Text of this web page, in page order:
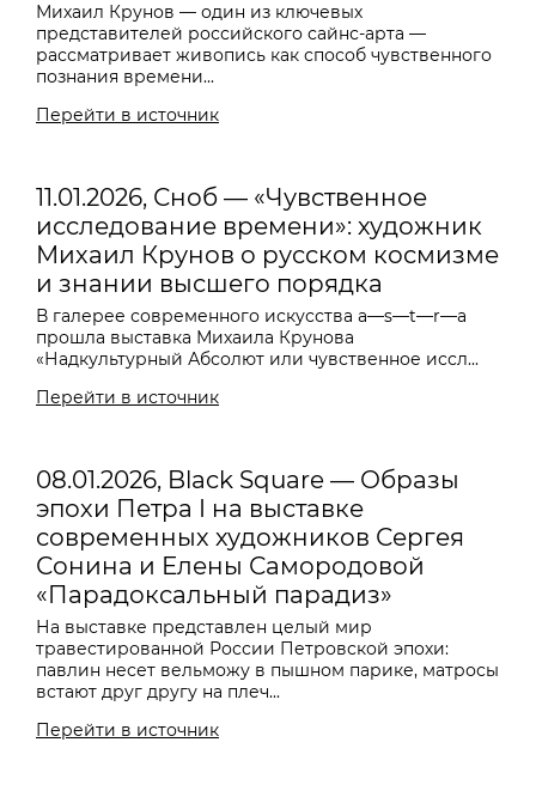
Михаил Крунов — один из ключевых
представителей российского сайнс-арта —
рассматривает живопись как способ чувственного
познания времени...
Перейти в источник
11.01.2026, Сноб — «Чувственное
исследование времени»: художник
Михаил Крунов о русском космизме
и знании высшего порядка
В галерее современного искусства a—s—t—r—a
прошла выставка Михаила Крунова
«Надкультурный Абсолют или чувственное иссл...
Перейти в источник
08.01.2026, Black Square — Образы
эпохи Петра I на выставке
современных художников Сергея
Сонина и Елены Самородовой
«Парадоксальный парадиз»
На выставке представлен целый мир
травестированной России Петровской эпохи:
павлин несет вельможу в пышном парике, матросы
встают друг другу на плеч...
Перейти в источник